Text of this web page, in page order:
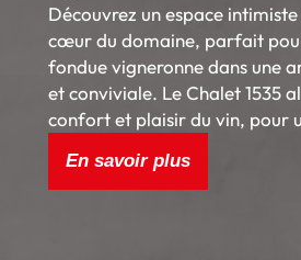
Découvrez un espace
cœur du domaine, parfait
fondue vigneronne dans une
et conviviale. Le Chalet 1535
confort et plaisir du vin, pour
En savoir plus